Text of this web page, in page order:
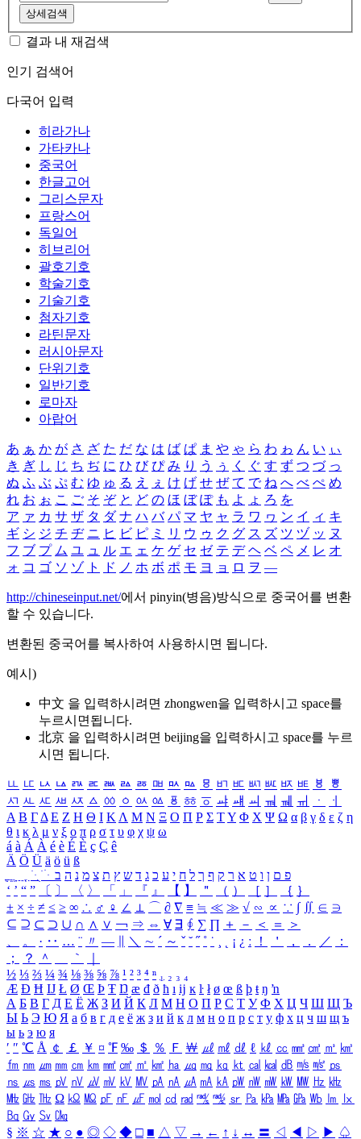
상세검색
결과 내 재검색
인기 검색어
다국어 입력
히라가나
가타카나
중국어
한글고어
그리스문자
프랑스어
독일어
히브리어
괄호기호
학술기호
기술기호
첨자기호
라틴문자
러시아문자
단위기호
일반기호
로마자
아랍어
あ ぁ か が さ ざ た だ な は ば ぱ ま や ゃ ら わ ゎ ん い ぃ
き ぎ し じ ち ぢ に ひ び ぴ み り う ぅ く ぐ す ず つ づ っ
ぬ ふ ぶ ぷ む ゆ ゅ る え ぇ け げ せ ぜ て で ね へ べ ぺ め
れ お ぉ こ ご そ ぞ と ど の ほ ぼ ぽ も よ ょ ろ を
ア ァ カ サ ザ タ ダ ナ ハ バ パ マ ヤ ャ ラ ワ ヮ ン イ ィ キ
ギ シ ジ チ ヂ ニ ヒ ビ ピ ミ リ ウ ゥ ク グ ス ズ ツ ヅ ッ ヌ
フ ブ プ ム ユ ュ ル エ ェ ケ ゲ セ ゼ テ デ ヘ ベ ペ メ レ オ
ォ コ ゴ ソ ゾ ト ド ノ ホ ボ ポ モ ヨ ョ ロ ヲ ―
http://chineseinput.net/에서 pinyin(병음)방식으로 중국어를 변환
할 수 있습니다.
변환된 중국어를 복사하여 사용하시면 됩니다.
예시)
中文 을 입력하시려면 zhongwen을 입력하시고 space를
누르시면됩니다.
北京 을 입력하시려면 beijing을 입력하시고 space를 누르
시면 됩니다.
ㅥ ㅦ ㅧ ㅨ ㅩ ㅪ ㅫ ㅬ ㅭ ㅮ ㅯ ㅰ ㅱ ㅲ ㅳ ㅴ ㅵ ㅶ ㅷ ㅸ
ㅹ
ㅺ ㅻ ㅼ ㅽ ㅾ ㅿ ㆀ ㆁ ㆂ ㆃ ㆄ ㆅ ㆆ ㆇ ㆈ ㆉ ㆊ ㆋ ㆌ ㆍ
ㆎ
Α Β ΓΔ Ε Ζ Η Θ Ι ΚΛ Μ Ν Ξ Ο Π Ρ Σ ΤΥ Φ Χ Ψ Ω α β γ δ ε ζ η
θ ι κ λ μ ν ξ ο π ρ σ τ υ φ χ ψ ω
á à Á À é è É È ç Ç ê
Ä Ö Ü ä ö ü ß
ִֶֹ ֻּ ׁׂ פ ם ן ו ט א ר ק ף ך ל ח י ע כ ג ד ש ץ ת צ מ נ ה ב
‘ ’ “ ” 〔 〕 〈 〉 「 」 『 』 【 】 ＂ （ ） ［ ］ ｛ ｝
± × ÷ ≠ ≤ ≥ ∞ ∴ ♂ ♀ ∠ ⊥ ⌒ ∂ ∇ ≡ ≒ ≪ ≫ √ ∽ ∝ ∵ ∫ ∬ ∈ ∋
⊆ ⊇ ⊂ ⊃ ∪ ∩ ∧ ∨ ￢ ⇒ ⇔ ∀ ∃ ∮ ∑ ∏ ＋ － ＜ ＝
＞
、
。 · ‥ … ¨ 〃 ― ＼ ∼ ´ ～ ˇ ˘ ˝ ˚ ˙ ¸ ¡ ¿ ː ！ ＇ ， ． ／
：
；
？ ＾ ｀
½ ⅓ ⅔ ¼ ¾ ⅛ ⅜ ⅝ ⅞ ¹ ² ³ ⁴ ⁿ ₁ ₂ ₃ ₄
Æ Ð Ħ Ĳ Ł Ø Œ Þ Ŧ Ŋ æ đ ð ħ ı ĳ ĸ ŀ ł ø œ ß þ ŧ ŋ ŉ
А Б В Г Д Е Ё Ж З И Й К Л М Н О П Р С Т У Ф Х Ц Ч Ш Щ Ъ
Ы Ь Э Ю Я а б в г д е ё ж з и й к л м н о п р с т у ф х ц ч ш щ ъ
ы ь э ю я
′ ″ ℃ Å ￠ ￡ ￥ ¤ ℉ ‰ ＄ ％ Ｆ ￦ ㎕ ㎖ ㎗ ℓ ㎘ ㏄ ㎣ ㎤ ㎥ ㎦
㎙ ㎚ ㎛ ㎜ ㎝ ㎞ ㎟ ㎠ ㎡ ㎢ ㏊ ㎍ ㎎ ㎏ ㏏ ㎈ ㎉ ㏈ ㎧ ㎨ ㎰
㎱ ㎲ ㎳ ㎴ ㎵ ㎶ ㎷ ㎸ ㎹ ㎀ ㎁ ㎂ ㎃ ㎄ ㎺ ㎻ ㎽ ㎾ ㎿ ㎐ ㎑
㎒ ㎓ ㎔ Ω ㏀ ㏁ ㎊ ㎋ ㎌ ㏖ ㏅ ㎭ ㎮ ㎯ ㏛ ㎩ ㎪ ㎫ ㎬ ㏝ ㏐
㏓
㏃ ㏉ ㏜ ㏆
§ ※ ☆ ★ ○ ● ◎ ◇ ◆ □ ■ △ ▽ → ← ↑ ↓ ↔ 〓 ◁ ◀ ▷ ▶ ♤